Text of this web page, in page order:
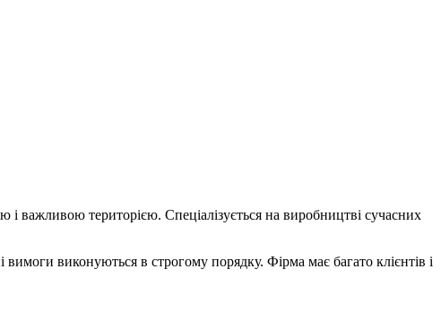
важливою територією. Спеціалізується на виробництві сучасних
вимоги виконуються в строгому порядку. Фірма має багато клієнтів і